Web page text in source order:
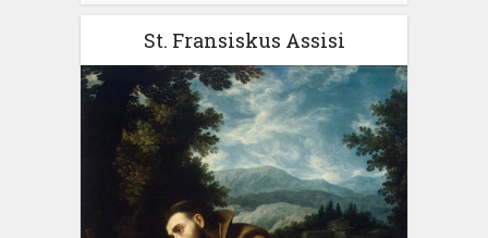
St. Fransiskus Assisi